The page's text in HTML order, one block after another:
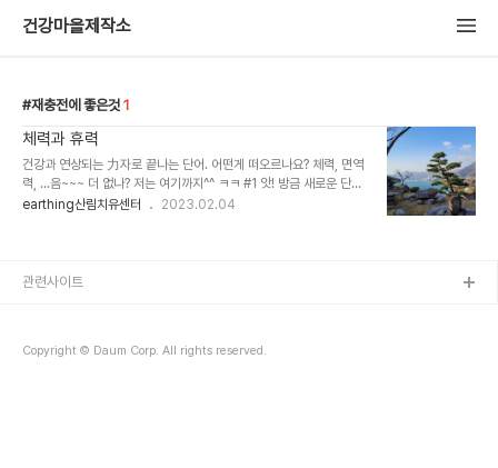
건강마을제작소
재충전에 좋은것 1
체력과 휴력
건강과 연상되는 力자로 끝나는 단어. 어떤게 떠오르나요? 체력, 면역
력, ...음~~~ 더 없나? 저는 여기까지^^ ㅋㅋ #1 앗! 방금 새로운 단어
가 떠올랐다. 휴력♡ 체력과 휴력은 소떡소떡처럼 서로 딱 붙어 있다.
을 길러 봅시다. 그래야 월요일에 당신의 강건한 체력을 만날수 있습니
earthing산림치유센터 2023.02.04
Copyright © Daum Corp. All rights reserved.
관련사이트